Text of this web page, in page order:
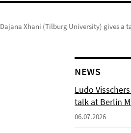
Dajana Xhani (Tilburg University) gives a
NEWS
Ludo
talk at Berlin
06.07.2026